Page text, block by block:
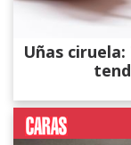
Uñas